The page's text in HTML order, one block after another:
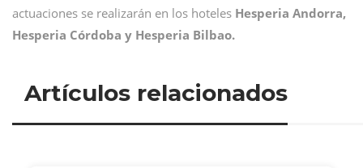
actuaciones se realizarán en los hoteles Hesperia Andorra,
Hesperia Córdoba y Hesperia Bilbao.
Artículos relacionados